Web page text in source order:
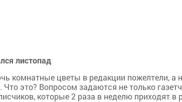
листопад
комнатные цветы в редакции пожелтели, а
это? Вопросом задаются не только
которые 2 раза в неделю приходят в